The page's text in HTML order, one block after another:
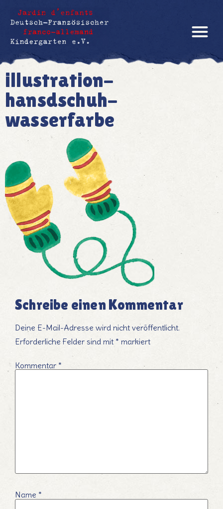
illustration-
hansdschuh-
wasserfarbe
Schreibe einen Kommentar
Deine E-Mail-Adresse wird nicht veröffentlicht.
Erforderliche Felder sind mit * markiert
Kommentar *
Name *